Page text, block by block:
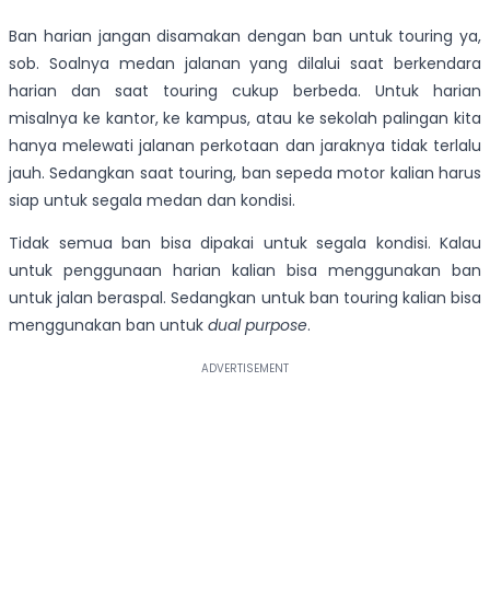
Ban harian jangan disamakan dengan ban untuk touring ya,
sob. Soalnya medan jalanan yang dilalui saat berkendara
harian dan saat touring cukup berbeda. Untuk harian
misalnya ke kantor, ke kampus, atau ke sekolah palingan kita
hanya melewati jalanan perkotaan dan jaraknya tidak terlalu
jauh. Sedangkan saat touring, ban sepeda motor kalian harus
siap untuk segala medan dan kondisi.
Tidak semua ban bisa dipakai untuk segala kondisi. Kalau
untuk penggunaan harian kalian bisa menggunakan ban
untuk jalan beraspal. Sedangkan untuk ban touring kalian bisa
menggunakan ban untuk dual purpose.